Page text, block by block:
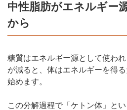
中性脂肪がエネルギー
から
糖質はエネルギー源として使わ
が減ると、体はエネルギーを得
始めます。
この分解過程で「ケトン体」と